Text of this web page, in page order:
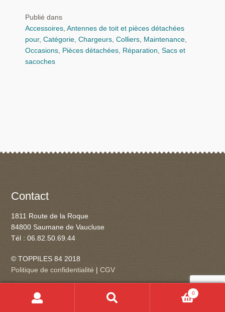
Publié dans
Accessoires, Antennes de toit et pièces détachées
pour, Catégorie, Chargeurs, Colliers, Maintenance,
Occasions, Pièces détachées, Réparation, Sacs et
sacoches
Contact
1811 Route de la Roque
84800 Saumane de Vaucluse
Tél : 06.82.50.69.44
© TOPPILES 84 2018
Politique de confidentialité |CGV
Recherche
Recherche
0